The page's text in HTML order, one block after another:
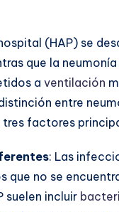
(HAP) se
que la
a ventilación
entre
tres factores
: Las
que no se
suelen incluir